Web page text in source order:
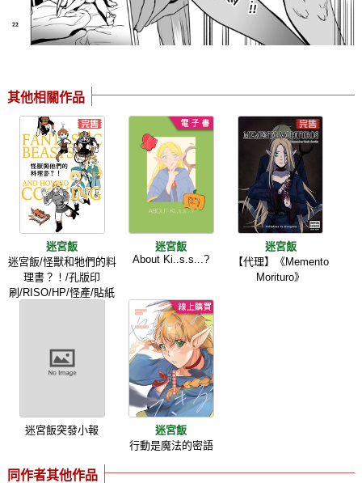
其他相關作品
迷宮飯
迷宮飯/怪獸和牠們的料
理書？！/孔版印
刷/RISO/HP/怪產/貼紙
迷宮飯
About Ki..s.s...?
迷宮飯
【代理】《Memento
Morituro》
迷宮飯突發小報
迷宮飯
行動是魔法的密語
同作者其他作品